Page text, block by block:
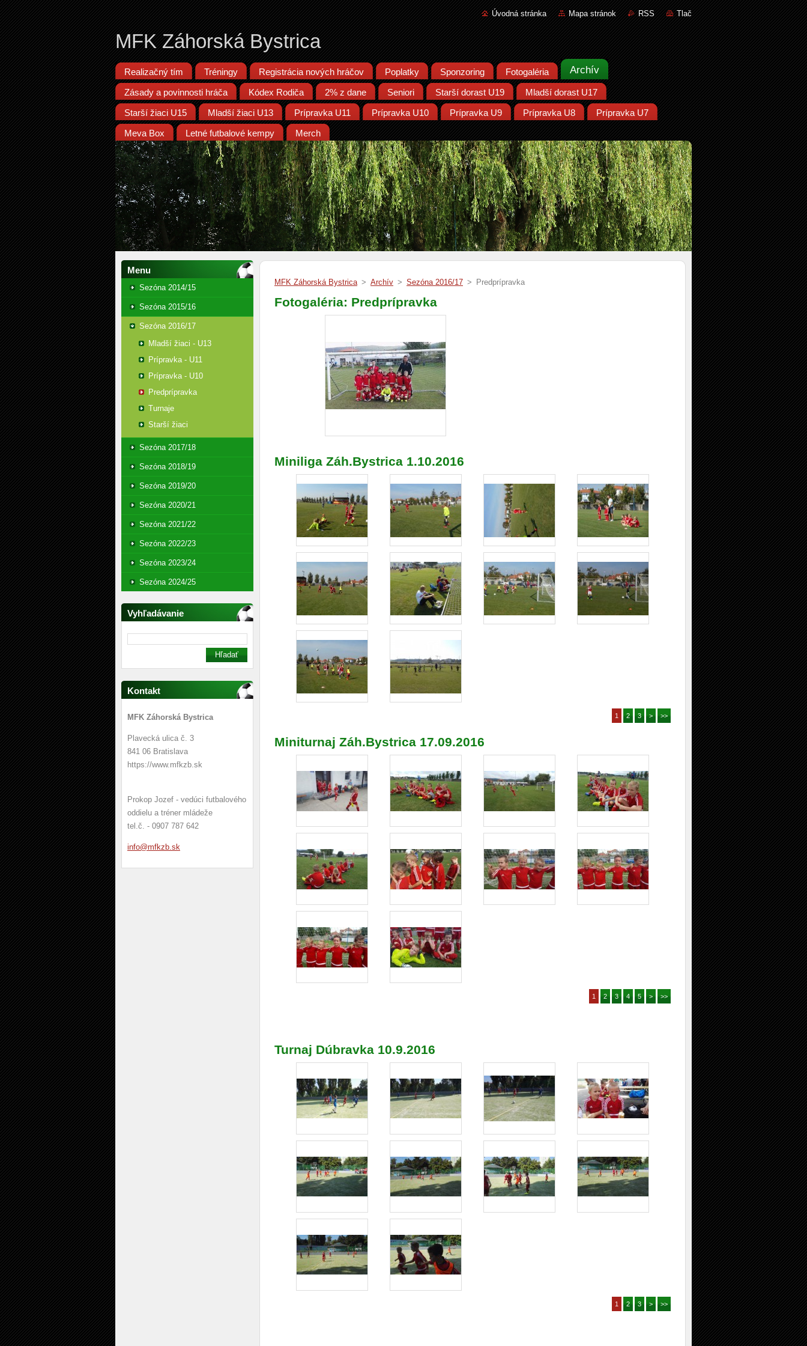
Úvodná stránka Mapa stránok RSS Tlač
MFK Záhorská Bystrica
Realizačný tím Tréningy Registrácia nových hráčov Poplatky Sponzoring Fotogaléria Archív
Zásady a povinnosti hráča Kódex Rodiča 2% z dane Seniori Starší dorast U19 Mladší dorast U17
Starší žiaci U15 Mladší žiaci U13 Prípravka U11 Prípravka U10 Prípravka U9 Prípravka U8 Prípravka U7
Meva Box Letné futbalové kempy Merch
Menu
Sezóna 2014/15
Sezóna 2015/16
Sezóna 2016/17
Mladší žiaci - U13
Prípravka - U11
Prípravka - U10
Predprípravka
Turnaje
Starší žiaci
Sezóna 2017/18
Sezóna 2018/19
Sezóna 2019/20
Sezóna 2020/21
Sezóna 2021/22
Sezóna 2022/23
Sezóna 2023/24
Sezóna 2024/25
Vyhľadávanie
Kontakt
MFK Záhorská Bystrica
Plavecká ulica č. 3
841 06 Bratislava
https://www.mfkzb.sk
Prokop Jozef - vedúci futbalového
oddielu a tréner mládeže
tel.č. - 0907 787 642
info@mfkzb.sk
MFK Záhorská Bystrica > Archív > Sezóna 2016/17 > Predprípravka
Fotogaléria: Predprípravka
Miniliga Záh.Bystrica 1.10.2016
1 2 3 > >>
Miniturnaj Záh.Bystrica 17.09.2016
1 2 3 4 5 > >>
Turnaj Dúbravka 10.9.2016
1 2 3 > >>